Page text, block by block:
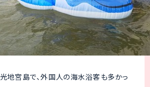
地宮島で、外国人の海水浴客も多かっ